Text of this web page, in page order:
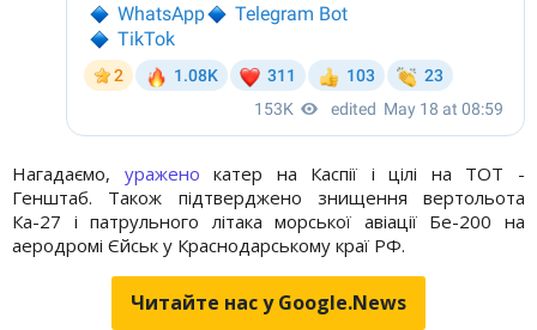
Нагадаємо, уражено катер на Каспії і цілі на ТОТ -
Генштаб. Також підтверджено знищення вертольота
Ка-27 і патрульного літака морської авіації Бе-200 на
аеродромі Єйськ у Краснодарському краї РФ.
Читайте нас у Google.News